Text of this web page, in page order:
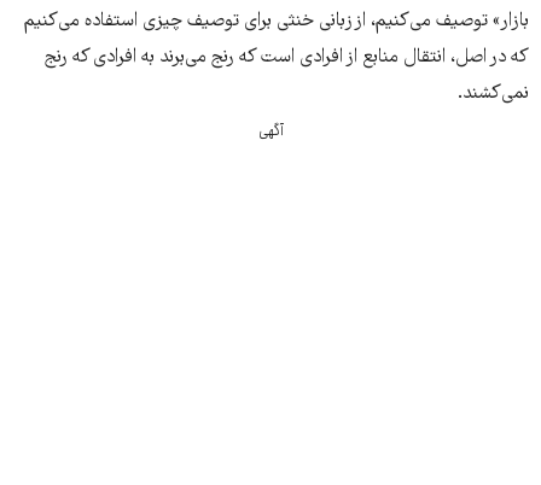
بازار» توصیف می‌کنیم، از زبانی خنثی برای توصیف چیزی استفاده می‌کنیم
که در اصل، انتقال منابع از افرادی است که رنج می‌برند به افرادی که رنج
نمی‌کشند.
آگهی